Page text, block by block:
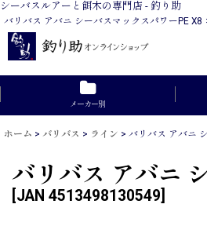
シーバスルアーと餌木の専門店 - 釣り助
バリバス アバニ シーバスマックスパワーPE
メーカー別
ホーム > バリバス > ライン > バリバス アバニ
バリバス アバニ
JAN 4513498130549